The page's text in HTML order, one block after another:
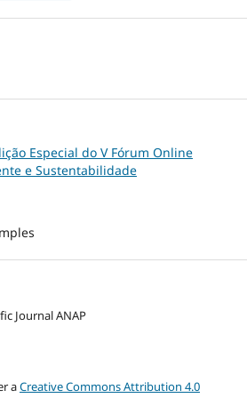
Especial do V Fórum Online
e Sustentabilidade
Journal ANAP
aCreative Commons Attribution 4.0